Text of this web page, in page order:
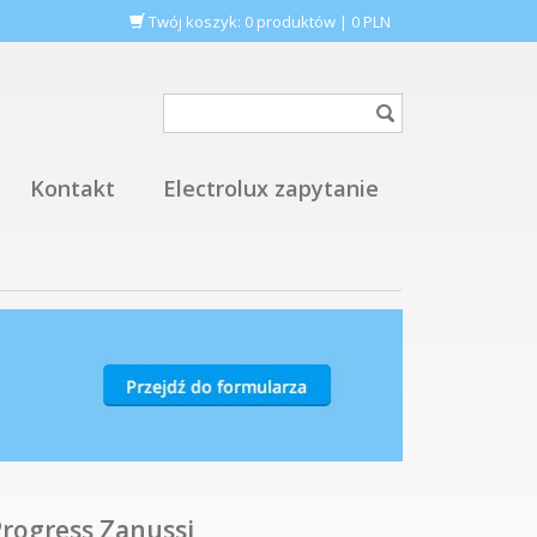
Twój koszyk: 0 produktów | 0 PLN
Kontakt Electrolux zapytanie
Zanussi